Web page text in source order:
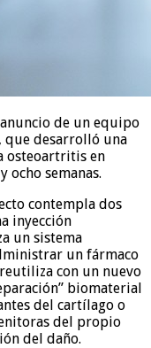
de un equipo
que desarrolló una
osteoartritis en
ocho semanas.
contempla dos
inyección
un sistema
un fármaco
con un nuevo
biomaterial
del cartílago o
del propio
del daño.